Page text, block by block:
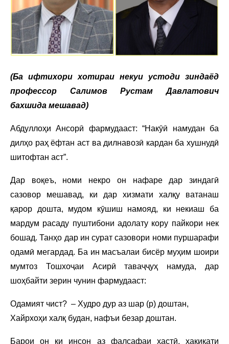
(Ба ифтихори хотираи некуи устоди зиндаёд
профессор Салимов Рустам Давлатович
бахшида мешавад)
Абдуллоҳи Ансорӣ фармудааст: “Накӯӣ намудан ба
дилҳо раҳ ёфтан аст ва дилнавозӣ кардан ба хушнудӣ
шитофтан аст”.
Дар воқеъ, номи некро он нафаре дар зиндагӣ
сазовор мешавад, ки дар хизмати халқу ватанаш
қарор дошта, мудом кӯшиш намояд, ки некиаш ба
мардум расаду пуштибони адолату кору пайкори нек
бошад. Танҳо дар ин сурат сазовори номи пуршарафи
одамӣ мегардад. Ба ин масъалаи бисёр муҳим шоири
мумтоз Тошхоҷаи Асирӣ таваҷҷуҳ намуда, дар
шоҳбайти зерин чунин фармудааст:
Одамият чист? – Худро дур аз шар (р) доштан,
Хайрхоҳи халқ будан, нафъи безар доштан.
Барои он ки инсон аз фалсафаи ҳастӣ, ҳақиқати